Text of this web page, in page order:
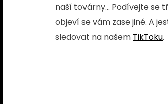
naší továrny... Podívejte se
objeví se vám zase jiné. A
sledovat na našem TikToku.